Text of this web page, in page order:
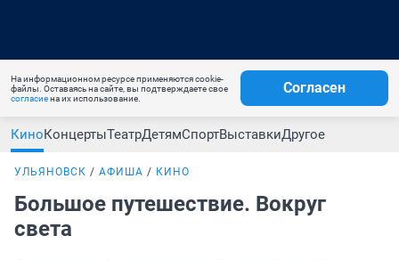
На информационном ресурсе применяются cookie-
файлы. Оставаясь на сайте, вы подтверждаете свое
согласиена их использование.
Согласен
КиноКонцертыТеатрДетямСпортВыставкиДругое
УЛЬЯНОВСК АФИША КИНО
Большое путешествие. Вокруг
света